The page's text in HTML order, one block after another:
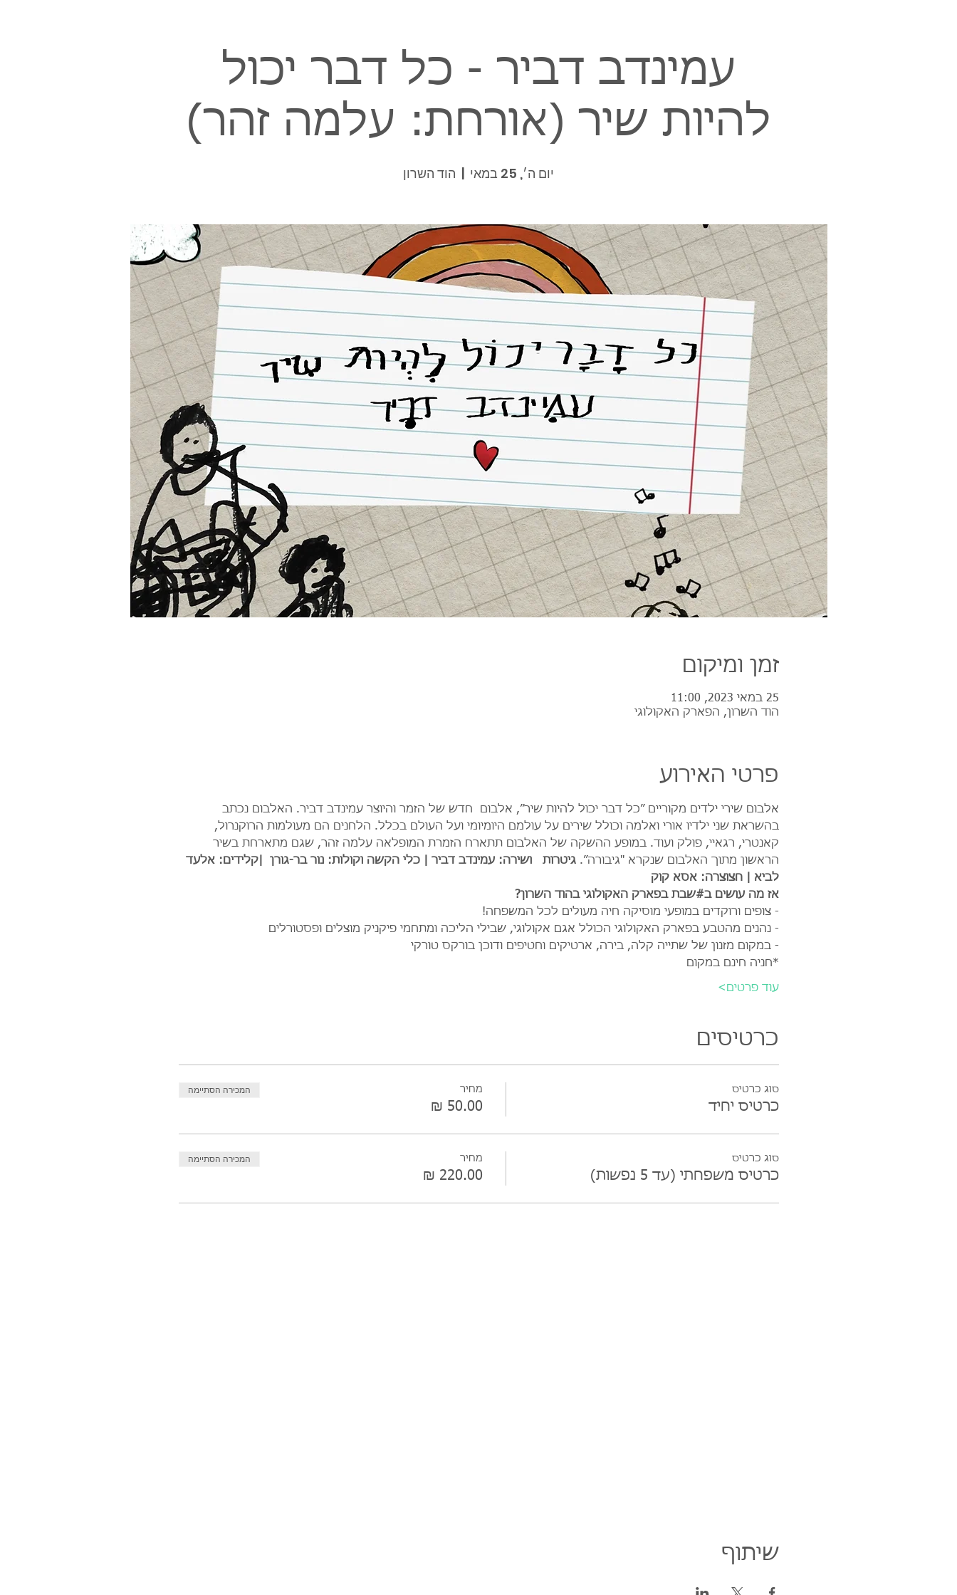
עמינדב דביר - כל דבר יכול
להיות שיר (אורחת: עלמה זהר)
יום ה׳, 25 במאי
  |
הוד השרון
זמן ומיקום
25 במאי 2023, 11:00
הוד השרון, הפארק האקולוגי
פרטי האירוע
אלבום שירי ילדים מקוריים ״כל דבר יכול להיות שיר״, אלבום  חדש של הזמר והיוצר עמינדב דביר. האלבום נכתב
בהשראת שני ילדיו אורי ואלמה וכולל שירים על עולמם היומיומי ועל העולם בכלל. הלחנים הם מעולמות הרוקנרול,
קאנטרי, רגאיי, פולק ועוד. במופע ההשקה של האלבום תתארח הזמרת המופלאה עלמה זהר, שגם מתארחת בשיר
הראשון מתוך האלבום שנקרא "גיבורה״. גיטרות   ושירה: עמינדב דביר | כלי הקשה וקולות: נור בר-גורן
|קלידים: אלעד
לביא | חצוצרה: אסא קוק
אז מה עושים ב#שבת בפארק האקולוגי בהוד השרון?
- צופים ורוקדים במופעי מוסיקה חיה מעולים לכל המשפחה!
- נהנים מהטבע בפארק האקולוגי הכולל אגם אקולוגי, שבילי הליכה ומתחמי פיקניק מוצלים ופסטורלים
- במקום מזנון של שתייה קלה, בירה, ארטיקים וחטיפים ודוכן בורקס טורקי
*חניה חינם במקום
עוד פרטים>
כרטיסים
סוג כרטיס
כרטיס יחיד
מחיר המכירה הסתיימה
סוג כרטיס
כרטיס משפחתי (עד 5 נפשות)
מחיר המכירה הסתיימה
שיתוף